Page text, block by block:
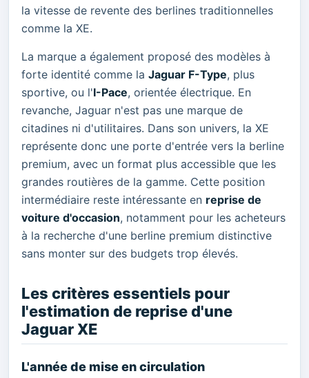
la vitesse de revente des berlines traditionnelles
comme la XE.
La marque a également proposé des modèles à
forte identité comme la Jaguar F-Type, plus
sportive, ou l'I-Pace, orientée électrique. En
revanche, Jaguar n'est pas une marque de
citadines ni d'utilitaires. Dans son univers, la XE
représente donc une porte d'entrée vers la berline
premium, avec un format plus accessible que les
grandes routières de la gamme. Cette position
intermédiaire reste intéressante en reprise de
voiture d'occasion, notamment pour les acheteurs
à la recherche d'une berline premium distinctive
sans monter sur des budgets trop élevés.
Les critères essentiels pour
l'estimation de reprise d'une
Jaguar XE
L'année de mise en circulation